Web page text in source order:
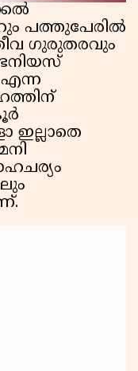
പത്തുപേരിൽ
ഗുരുതരവും
എന്ന
ഇല്ലാതെ